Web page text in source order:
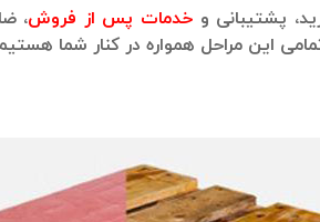
پشتیبانی و خدمات پس از فروش،
این مراحل همواره در کنار شما